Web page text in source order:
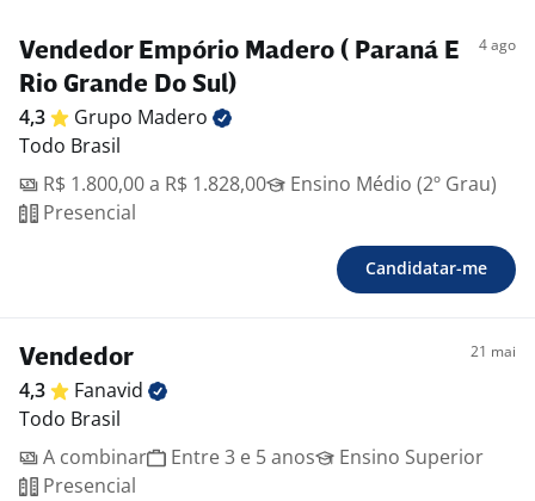
Vendedor Empório Madero ( Paraná E
Rio Grande Do Sul)
4 ago
4,3 Grupo Madero
Todo Brasil
R$ 1.800,00 a R$ 1.828,00
Ensino Médio (2º Grau)
Presencial
Candidatar-me
Vendedor 21 mai
4,3
Fanavid
Todo Brasil
A combinar
Entre 3 e 5 anos
Ensino Superior
Presencial